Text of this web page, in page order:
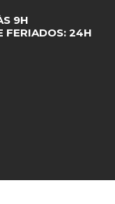
9H
FERIADOS: 24H